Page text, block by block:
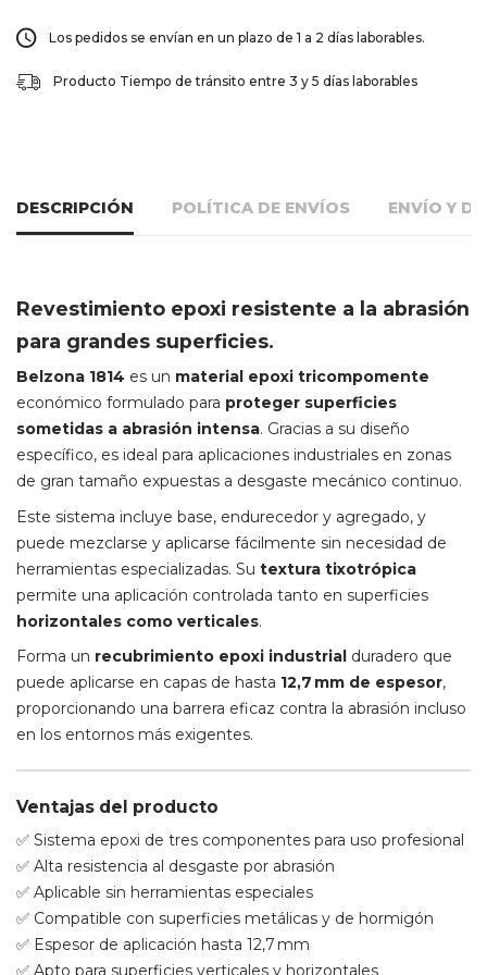
Los pedidos se envían en un plazo de 1 a 2 días laborables.
Producto Tiempo de tránsito entre 3 y 5 días laborables
DESCRIPCIÓN POLÍTICA DE ENVÍOS ENVÍO Y
Revestimiento epoxi resistente a la abrasión
para grandes superficies.
Belzona 1814 es un material epoxi tricompomente
económico formulado para proteger superficies
sometidas a abrasión intensa. Gracias a su diseño
específico, es ideal para aplicaciones industriales en zonas
de gran tamaño expuestas a desgaste mecánico continuo.
Este sistema incluye base, endurecedor y agregado, y
puede mezclarse y aplicarse fácilmente sin necesidad de
herramientas especializadas. Su textura tixotrópica
permite una aplicación controlada tanto en superficies
horizontales como verticales.
Forma un recubrimiento epoxi industrial duradero que
puede aplicarse en capas de hasta 12,7 mm de espesor,
proporcionando una barrera eficaz contra la abrasión incluso
en los entornos más exigentes.
Ventajas del producto
✅ Sistema epoxi de tres componentes para uso profesional
✅ Alta resistencia al desgaste por abrasión
✅ Aplicable sin herramientas especiales
✅ Compatible con superficies metálicas y de hormigón
✅ Espesor de aplicación hasta 12,7 mm
✅ Apto para superficies verticales y horizontales